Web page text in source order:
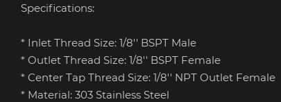
Specifications:
* Inlet Thread Size: 1/8'' BSPT Male
* Outlet Thread Size: 1/8'' BSPT Female
* Center Tap Thread Size: 1/8'' NPT Outlet Female
* Material: 303 Stainless Steel